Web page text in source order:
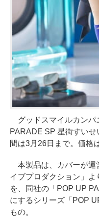
グッドスマイルカンパ
PARADE SP 星街すい
間は3月26日まで。価格
本製品は、カバーが運
イブプロダクション」
を、同社の「POP UP
にするシリーズ「POP
もの。